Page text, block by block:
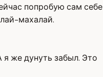
попробую сам себе
махалай.
же дунуть забыл. Это